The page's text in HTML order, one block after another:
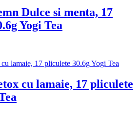
Dulce si menta, 17
Yogi Tea
cu lamaie, 17 pliculete